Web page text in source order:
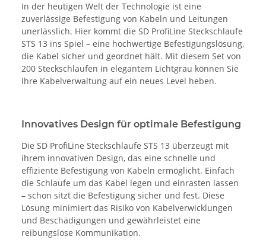
In der heutigen Welt der Technologie ist eine
zuverlässige Befestigung von Kabeln und Leitungen
unerlässlich. Hier kommt die SD ProfiLine Steckschlaufe
STS 13 ins Spiel – eine hochwertige Befestigungslösung,
die Kabel sicher und geordnet hält. Mit diesem Set von
200 Steckschlaufen in elegantem Lichtgrau können Sie
Ihre Kabelverwaltung auf ein neues Level heben.
Innovatives Design für optimale Befestigung
Die SD ProfiLine Steckschlaufe STS 13 überzeugt mit
ihrem innovativen Design, das eine schnelle und
effiziente Befestigung von Kabeln ermöglicht. Einfach
die Schlaufe um das Kabel legen und einrasten lassen
– schon sitzt die Befestigung sicher und fest. Diese
Lösung minimiert das Risiko von Kabelverwicklungen
und Beschädigungen und gewährleistet eine
reibungslose Kommunikation.